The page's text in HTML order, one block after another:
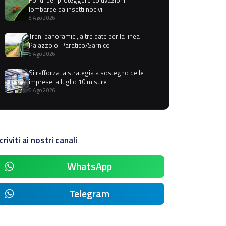
lombarde da insetti nocivi
6 Ago 2026
Treni panoramici, altre date per la linea
Palazzolo-Paratico/Sarnico
6 Ago 2026
Si rafforza la strategia a sostegno delle
imprese: a luglio 10 misure
6 Ago 2026
ai nostri canali
WhatsApp
Telegram